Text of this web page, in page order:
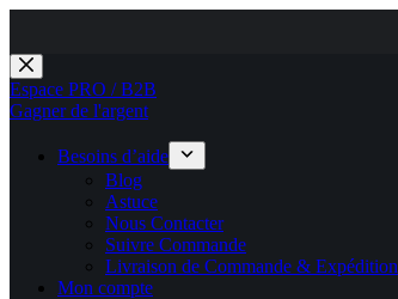
Passer
au
contenu
Espace PRO / B2B
Gagner de l'argent
Besoins d’aide
Blog
Astuce
Nous Contacter
Suivre Commande
Livraison de Commande & Expédition
Mon compte